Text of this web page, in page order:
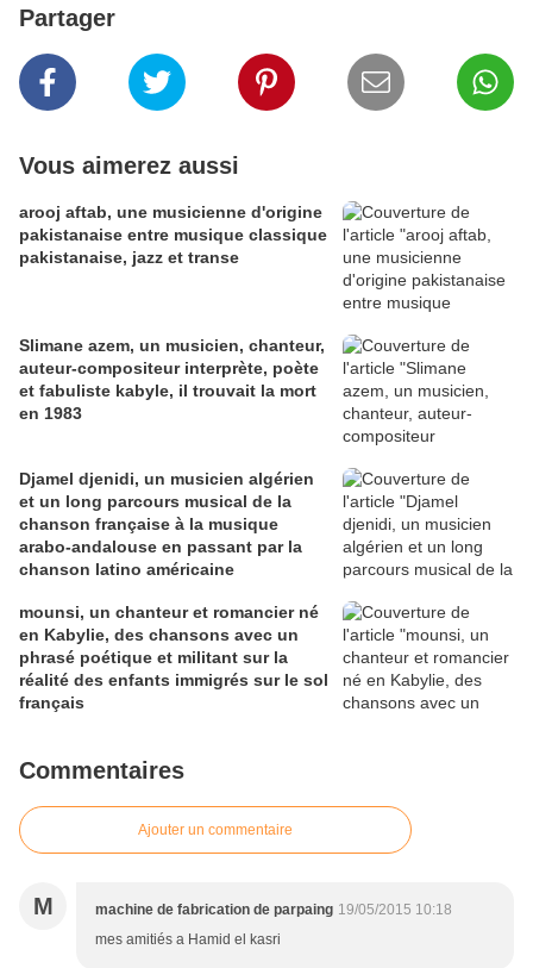
Partager
Vous aimerez aussi
arooj aftab, une musicienne d'origine
pakistanaise entre musique classique
pakistanaise, jazz et transe
Slimane azem, un musicien, chanteur,
auteur-compositeur interprète, poète
et fabuliste kabyle, il trouvait la mort
en 1983
Djamel djenidi, un musicien algérien
et un long parcours musical de la
chanson française à la musique
arabo-andalouse en passant par la
chanson latino américaine
mounsi, un chanteur et romancier né
en Kabylie, des chansons avec un
phrasé poétique et militant sur la
réalité des enfants immigrés sur le sol
français
Commentaires
Ajouter un commentaire
M machine de fabrication de parpaing 19/05/2015 10:18
mes amitiés a Hamid el kasri